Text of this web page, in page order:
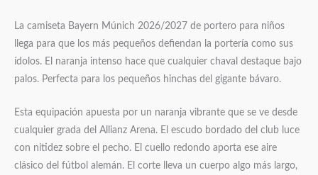
La camiseta Bayern Múnich 2026/2027 de portero para niños
llega para que los más pequeños defiendan la portería como sus
ídolos. El naranja intenso hace que cualquier chaval destaque bajo
palos. Perfecta para los pequeños hinchas del gigante bávaro.
Esta equipación apuesta por un naranja vibrante que se ve desde
cualquier grada del Allianz Arena. El escudo bordado del club luce
con nitidez sobre el pecho. El cuello redondo aporta ese aire
clásico del fútbol alemán. El corte lleva un cuerpo algo más largo,